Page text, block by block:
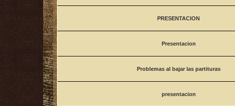
PRESENTACION
Presentacion
Problemas al bajar las partituras
presentacion